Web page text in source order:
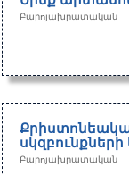
Բարոյախրատական
Բարոյախրատական